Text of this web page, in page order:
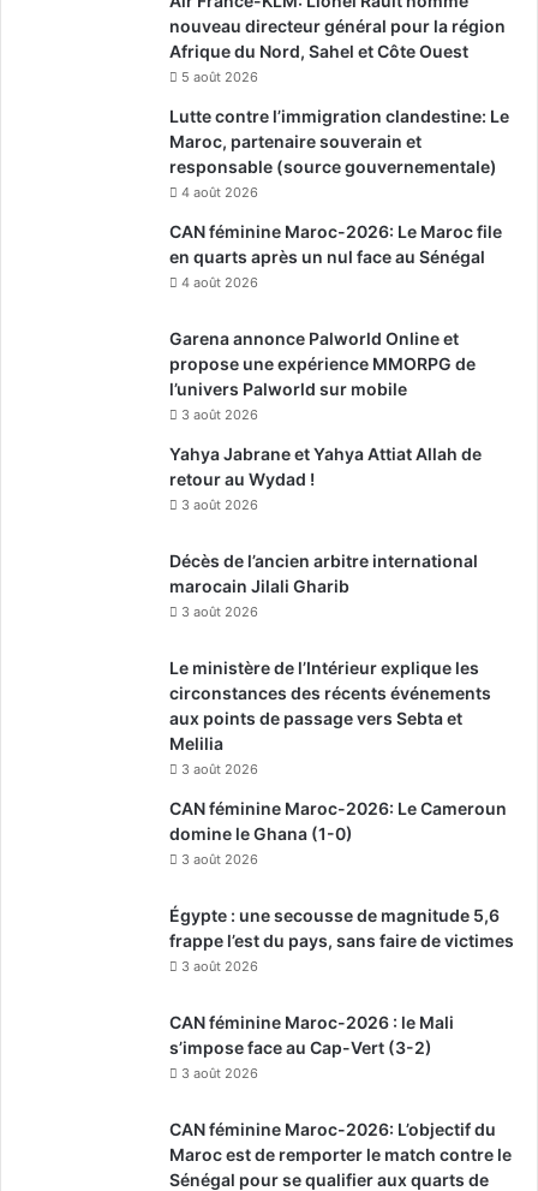
nouveau directeur général pour la région
Afrique du Nord, Sahel et Côte Ouest
5 août 2026
Lutte contre l’immigration clandestine: Le
Maroc, partenaire souverain et
responsable (source gouvernementale)
4 août 2026
CAN féminine Maroc-2026: Le Maroc file
en quarts après un nul face au Sénégal
4 août 2026
Garena annonce Palworld Online et
propose une expérience MMORPG de
l’univers Palworld sur mobile
3 août 2026
Yahya Jabrane et Yahya Attiat Allah de
retour au Wydad !
3 août 2026
Décès de l’ancien arbitre international
marocain Jilali Gharib
3 août 2026
Le ministère de l’Intérieur explique les
circonstances des récents événements
aux points de passage vers Sebta et
Melilia
3 août 2026
CAN féminine Maroc-2026: Le Cameroun
domine le Ghana (1-0)
3 août 2026
Égypte : une secousse de magnitude 5,6
frappe l’est du pays, sans faire de victimes
3 août 2026
CAN féminine Maroc-2026 : le Mali
s’impose face au Cap-Vert (3-2)
3 août 2026
CAN féminine Maroc-2026: L’objectif du
Maroc est de remporter le match contre le
Sénégal pour se qualifier aux quarts de